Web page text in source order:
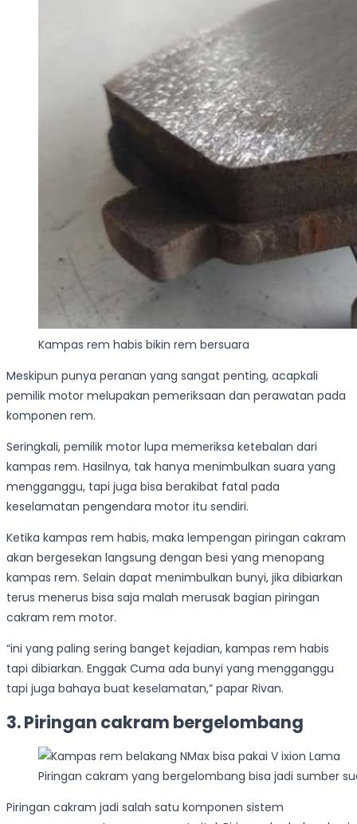
Kampas rem habis bikin rem bersuara
Meskipun punya peranan yang sangat penting, acapkali
pemilik motor melupakan pemeriksaan dan perawatan pada
komponen rem.
Seringkali, pemilik motor lupa memeriksa ketebalan dari
kampas rem. Hasilnya, tak hanya menimbulkan suara yang
mengganggu, tapi juga bisa berakibat fatal pada
keselamatan pengendara motor itu sendiri.
Ketika kampas rem habis, maka lempengan piringan cakram
akan bergesekan langsung dengan besi yang menopang
kampas rem. Selain dapat menimbulkan bunyi, jika dibiarkan
terus menerus bisa saja malah merusak bagian piringan
cakram rem motor.
“ini yang paling sering banget kejadian, kampas rem habis
tapi dibiarkan. Enggak Cuma ada bunyi yang mengganggu
tapi juga bahaya buat keselamatan,” papar Rivan.
3. Piringan cakram bergelombang
Piringan cakram yang bergelombang bisa jadi sumber
Piringan cakram jadi salah satu komponen sistem